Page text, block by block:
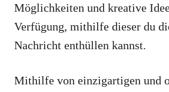
Möglichkeiten und kreative
Verfügung, mithilfe dieser du
Nachricht enthüllen kannst.
Mithilfe von einzigartigen und